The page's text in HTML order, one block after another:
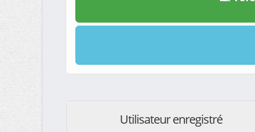
Utilisateur enregistré